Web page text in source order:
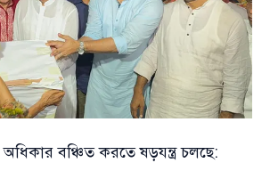
বঞ্চিত করতে ষড়যন্ত্র চলছে: